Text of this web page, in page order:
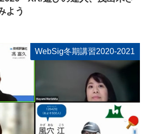
よう
WebSig冬期講習2020-2021